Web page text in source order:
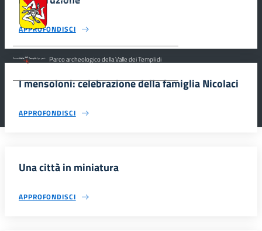
APPROFONDISCI
I mensoloni: celebrazione della famiglia Nicolaci
APPROFONDISCI
Una città in miniatura
APPROFONDISCI
Parco archeologico della Valle dei Templi di